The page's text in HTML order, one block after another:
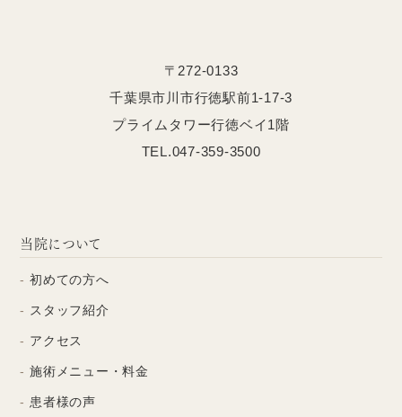
〒272-0133
千葉県市川市行徳駅前1-17-3
プライムタワー行徳ベイ1階
TEL.047-359-3500
当院について
初めての方へ
スタッフ紹介
アクセス
施術メニュー・料金
患者様の声